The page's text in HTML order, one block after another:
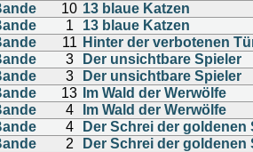
10 13 blaue Katzen
1
13 blaue Katzen
11 Hinter der verbotenen
3
Der unsichtbare Spieler
3
Der unsichtbare Spieler
13
Im Wald der Werwölfe
4
Im Wald der Werwölfe
4
Der Schrei der goldenen
2
Der Schrei der goldenen